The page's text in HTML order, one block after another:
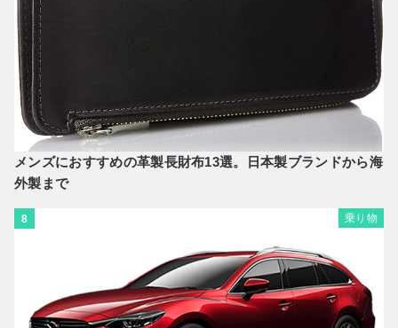
メンズにおすすめの革製長財布13選。日本製ブランドから海
外製まで
8 乗り物